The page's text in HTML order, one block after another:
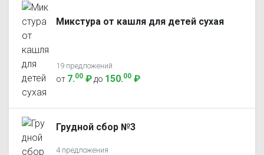
Микстура от кашля для детей сухая
19 предложений
от 7.00 ₽ до 150.00 ₽
Грудной сбор №3
4 предложения